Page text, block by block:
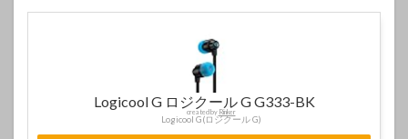
Logicool G ロジクール G G333-BK
created by Rinker
Logicool G(ロジクール G)